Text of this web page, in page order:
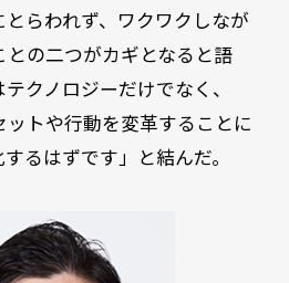
らわれず、ワクワクしなが
との二つがカギとなると語
クノロジーだけでなく、
トや行動を変革することに
るはずです」と結んだ。